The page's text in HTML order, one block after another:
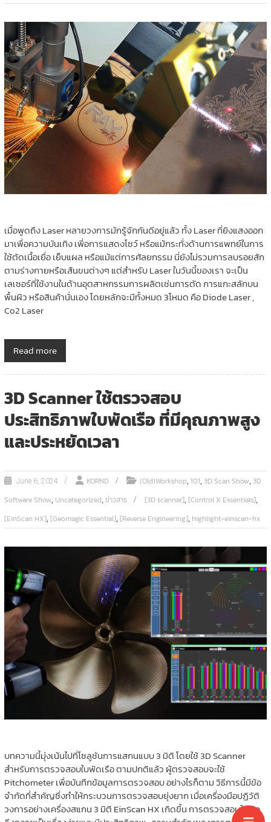
เมื่อพูดถึง Laser หลายวงการมักรู้จักกันดีอยู่แล้ว ทั้ง Laser ที่ยิงแสงออก
มาเพื่อความบันเทิง เพื่อการแสดงโชว์ หรือแม้กระทั่งด้านการแพทย์ในการ
ใช้ตัดเนื้อเยื่อ เย็บแผล หรือแม้แต่การศัลยกรรม นี่ยังไม่รวมการลบรอยสัก
ตามร่างกายหรือเส้นขนต่างๆ แต่สำหรับ Laser ในวันนี้ของเรา จะเป็น
เลเซอร์ที่ใช้งานในด้านอุตสาหกรรมการผลิตเช่นการตัด การแกะสลักบน
พื้นผิว หรือสินค้านั่นเอง โดยหลักจะมีทั้งหมด 3โหมด คือ Diode Laser ,
Co2 Laser
Read more
3D Scanner ใช้ตรวจสอบ
ประสิทธิภาพใบพัดเรือ ที่มีคุณภาพสูง
และประหยัดเวลา
June 6, 2024 KORND (Old)Workshop,101,3D Scan Show,3D
Software Show, Uncategorized,ข่าวสาร [3D scanner],[Control X Essentials],
[EinScan HX],[Geomagic Essential],[Reverse Engineering], highlight-einscan-hx
บทความนี้มุ่งเน้นไปที่โซลูชันการแสกนแบบ 3 มิติ โดยใช้ 3D Scanner
สำหรับการตรวจสอบใบพัดเรือ ตามปกติแล้ว ผู้ตรวจสอบจะใช้
Pitchometer เพื่อบันทึกข้อมูลการตรวจสอบ อย่างไรก็ตาม วิธีการนี้มีข้อ
จำกัดที่สำคัญซึ่งทำให้กระบวนการตรวจสอบยุ่งยาก เมื่อเครื่องมือปฏิวัติ
วงการอย่างเครื่องสแกน 3 มิติ EinScan HX เกิดขึ้น การตรวจสอบใบพัด